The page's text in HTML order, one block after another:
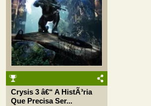
Crysis 3 â€“ A HistÃ³ria
Que Precisa Ser...